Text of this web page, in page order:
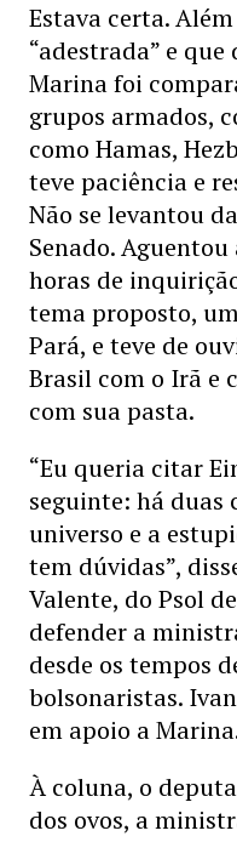
Estava certa.
“adestrada” e
Marina foi
grupos armados,
como Hamas,
teve paciência e
Não se levantou
Senado.
horas de
tema proposto,
Pará, e teve de
Brasil com o Irã e
com sua pasta.
“Eu queria citar
seguinte: há duas
universo e a
tem dúvidas”,
Valente, do Psol
defender a
desde os tempos
bolsonaristas.
em apoio a
À coluna, o
dos ovos, a